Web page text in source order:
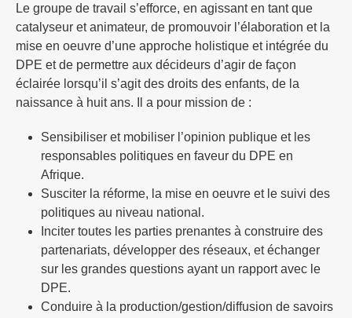
Le groupe de travail s’efforce, en agissant en tant que
catalyseur et animateur, de promouvoir l’élaboration et la
mise en oeuvre d’une approche holistique et intégrée du
DPE et de permettre aux décideurs d’agir de façon
éclairée lorsqu’il s’agit des droits des enfants, de la
naissance à huit ans. Il a pour mission de :
Sensibiliser et mobiliser l’opinion publique et les
responsables politiques en faveur du DPE en
Afrique.
Susciter la réforme, la mise en oeuvre et le suivi des
politiques au niveau national.
Inciter toutes les parties prenantes à construire des
partenariats, développer des réseaux, et échanger
sur les grandes questions ayant un rapport avec le
DPE.
Conduire à la production/gestion/diffusion de savoirs